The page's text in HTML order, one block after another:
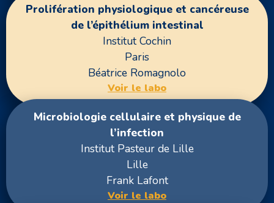
Prolifération physiologique et cancéreuse
de l’épithélium intestinal
Institut Cochin
Paris
Béatrice Romagnolo
Voir le labo
Microbiologie cellulaire et physique de
l’infection
Institut Pasteur de Lille
Lille
Frank Lafont
Voir le labo